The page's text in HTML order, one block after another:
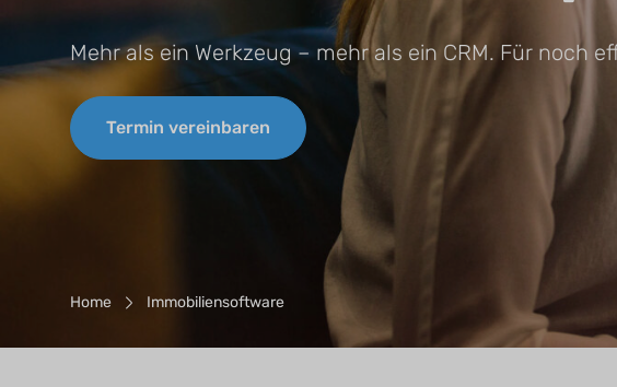
Mehr als ein Werkzeug – mehr als ein CRM. Für noch
Termin vereinbaren
Breadcrumb-Navigation
Home Immobiliensoftware